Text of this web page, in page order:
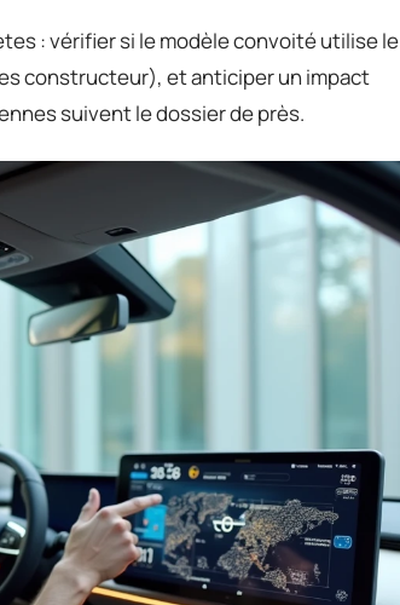
: vérifier si le modèle convoité utilise le
constructeur), et anticiper un impact
suivent le dossier de près.